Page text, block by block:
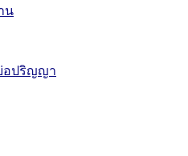
น
อปริญญา